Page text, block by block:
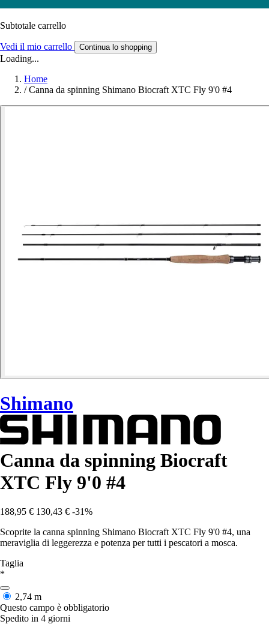
Subtotale carrello
Vedi il mio carrello Continua lo shopping
Loading...
Home
/ Canna da spinning Shimano Biocraft XTC Fly 9'0 #4
Shimano
Canna da spinning Biocraft
XTC Fly 9'0 #4
188,95 € 130,43 € -31%
Scoprite la canna spinning Shimano Biocraft XTC Fly 9'0 #4, una
meraviglia di leggerezza e potenza per tutti i pescatori a mosca.
Taglia
*
2,74 m
Questo campo è obbligatorio
Spedito in 4 giorni